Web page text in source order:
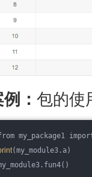
： 包的使
my_package1
(my_module3.a)